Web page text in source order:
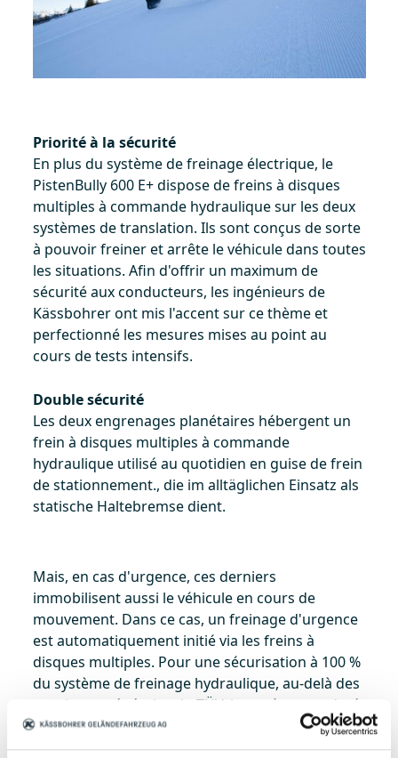
Priorité à la sécurité
En plus du système de freinage électrique, le
PistenBully 600 E+ dispose de freins à disques
multiples à commande hydraulique sur les deux
systèmes de translation. Ils sont conçus de sorte
à pouvoir freiner et arrête le véhicule dans toutes
les situations. Afin d'offrir un maximum de
sécurité aux conducteurs, les ingénieurs de
Kässbohrer ont mis l'accent sur ce thème et
perfectionné les mesures mises au point au
cours de tests intensifs.
Double sécurité
Les deux engrenages planétaires hébergent un
frein à disques multiples à commande
hydraulique utilisé au quotidien en guise de frein
de stationnement., die im alltäglichen Einsatz als
statische Haltebremse dient.
Mais, en cas d'urgence, ces derniers
immobilisent aussi le véhicule en cours de
mouvement. Dans ce cas, un freinage d'urgence
est automatiquement initié via les freins à
disques multiples. Pour une sécurisation à 100 %
du système de freinage hydraulique, au-delà des
consignes générales du TÜV, le système est doté
d'une deuxième vanne de frein indépendante et
redondante.